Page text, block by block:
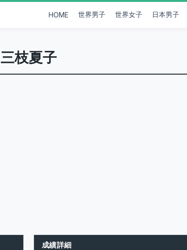
HOME 世界男子 世界女子 日本男子
三枝夏子
成績詳細